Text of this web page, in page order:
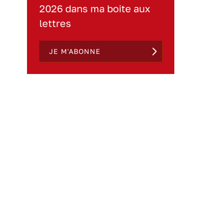
2026 dans ma boite aux
lettres
JE M'ABONNE